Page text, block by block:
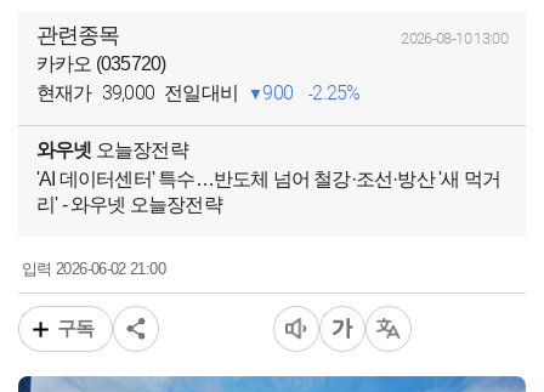
관련종목 2026-08-10 13:00
카카오 (035720)
현재가 39,000 전일대비 900 2.25%
와우넷 오늘장전략
'AI 데이터센터' 특수…반도체 넘어 철강·조선·방산 '새 먹거
리' - 와우넷 오늘장전략
입력2026-06-02 21:00
구독